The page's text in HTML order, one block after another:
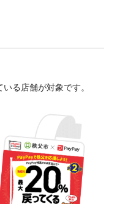
る店舗が対象です。